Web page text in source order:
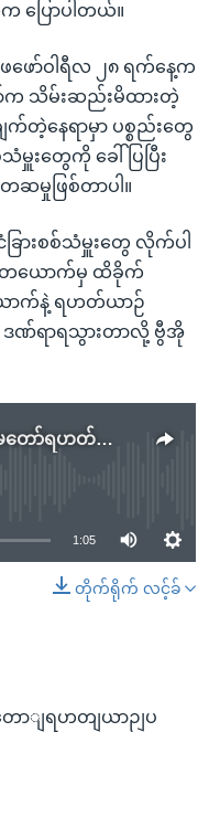
ြောပါတယ်။
ေဖော်ဝါရီလ ၂၈ ရက်နေ့က
သိမ်းဆည်းမိထားတဲ့
က်တဲ့နေရာမှာ ပစ္စည်းတွေ
းတွေကို ခေါ်ပြပြီး
မှုဖြစ်တာပါ။
ားစစ်သံမှူးတွေ လိုက်ပါ
တယောက်မှ ထိခိုက်
ောက်နဲ့ ရဟတ်ယာဉ်
ဒဏ်ရာရသွားတာလို့ ဗွီအို
ပြည်ပစစ်သံမှူးတွေပါလာတဲ့ တပ်မတော်ရဟတ်ယာဉ်ပျက်ကျ
available
1:05
တိုက်ရိုက် လင့်ခ်
ာျရဟတျယာဉျပ